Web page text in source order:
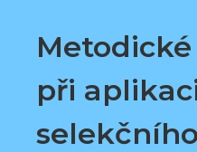
při